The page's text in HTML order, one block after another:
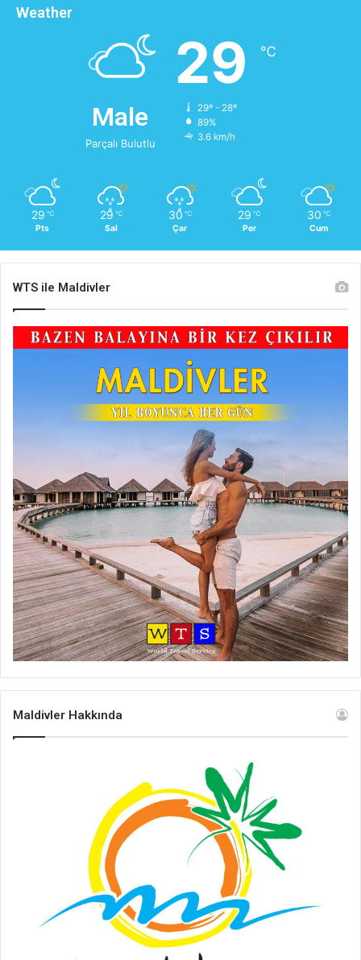
Weather
Male
Parçalı Bulutlu
29 ℃
29º - 28º
89%
3.6 km/h
29 ℃
Pts
29 ℃
Sal
30 ℃
Çar
29 ℃
Per
30 ℃
Cum
WTS ile Maldivler
Maldivler Hakkında